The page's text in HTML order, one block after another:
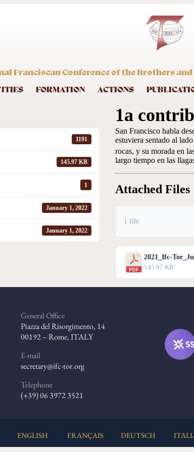
Franciscan Conference of the Brothers and
FORMATION ACTIONS
1191
145.97 KB
1
January 1, 2022
January 1, 2022
1a
San Francisco habla
estuviera sentado al
rocas, y su morada en
largo tiempo en las
Attached Files
1 file
2021_Ifc-
145.97 KB
General Office
Piazza del Risorgimento, 14
00192 – Rome, ITALY
E-mail
secretary@ifc-tor.org
Telephone
(+39) 06 3972 3521
ENGLISH FRANÇAIS DEUTSCH